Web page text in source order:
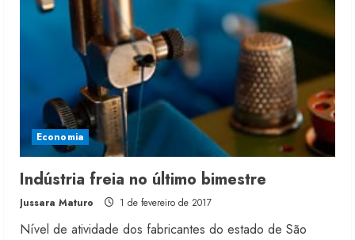
Economia
Indústria freia no último bimestre
Jussara Maturo 1 de fevereiro de 2017
Nível de atividade dos fabricantes do estado de São
produtos licenciados
6 de agosto de 2026